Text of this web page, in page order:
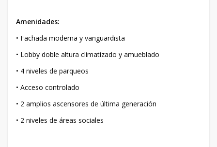
Amenidades:
• Fachada moderna y vanguardista
• Lobby doble altura climatizado y amueblado
• 4 niveles de parqueos
• Acceso controlado
• 2 amplios ascensores de última generación
• 2 niveles de áreas sociales